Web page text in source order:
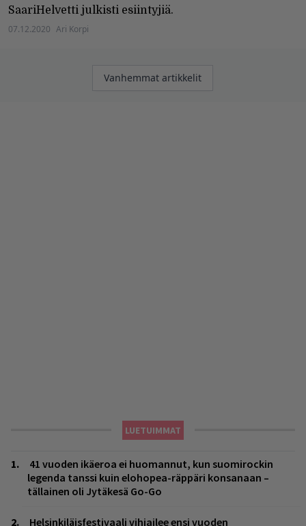
SaariHelvetti julkisti esiintyjiä.
07.12.2020 Ari Korpi
Artikkelien
Vanhemmat artikkelit
LUETUIMMAT
41 vuoden ikäeroa ei huomannut, kun suomirockin
legenda tanssi kuin elohopea-räppäri konsanaan –
tällainen oli Jytäkesä Go-Go
Helsinkiläisfestivaali vihjailee ensi vuoden